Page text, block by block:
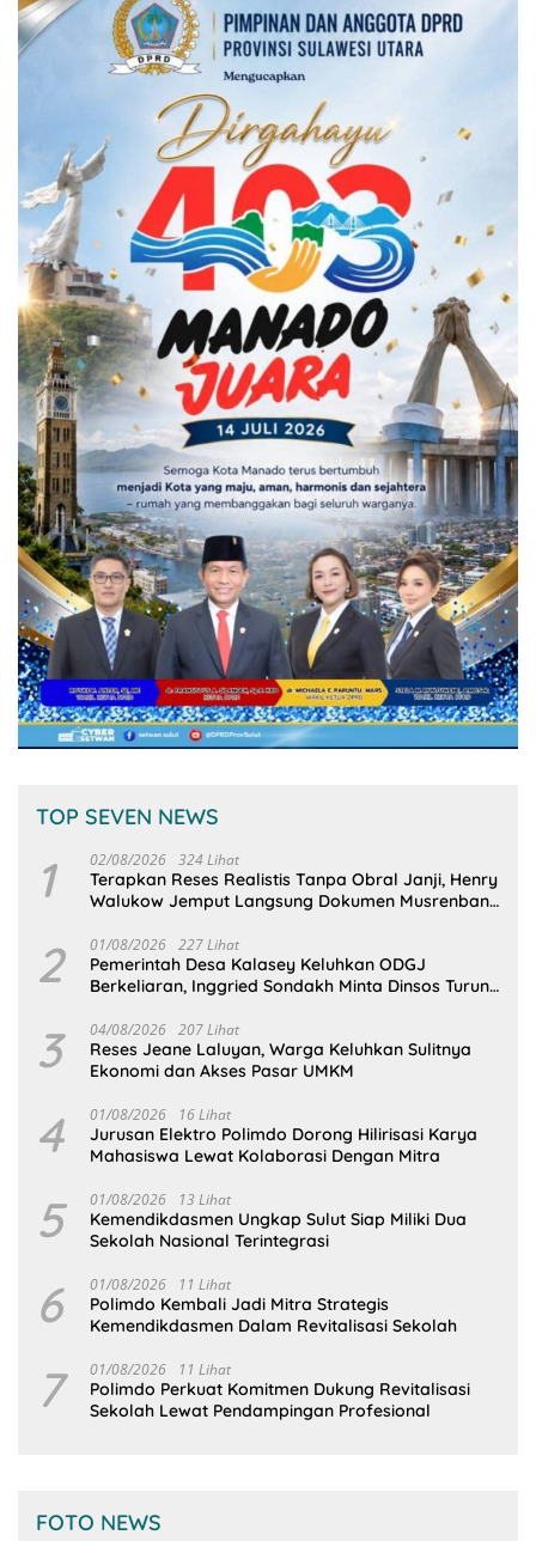
TOP SEVEN NEWS
1 02/08/2026 324 Lihat
Terapkan Reses Realistis Tanpa Obral Janji, Henry
Walukow Jemput Langsung Dokumen Musrenbang
2 01/08/2026 227 Lihat
Pemerintah Desa Kalasey Keluhkan ODGJ
Berkeliaran, Inggried Sondakh Minta Dinsos Turun
3 04/08/2026 207 Lihat
Reses Jeane Laluyan, Warga Keluhkan Sulitnya
Ekonomi dan Akses Pasar UMKM
4 01/08/2026 16 Lihat
Jurusan Elektro Polimdo Dorong Hilirisasi Karya
Mahasiswa Lewat Kolaborasi Dengan Mitra
5 01/08/2026 13 Lihat
Kemendikdasmen Ungkap Sulut Siap Miliki Dua
Sekolah Nasional Terintegrasi
6 01/08/2026 11 Lihat
Polimdo Kembali Jadi Mitra Strategis
Kemendikdasmen Dalam Revitalisasi Sekolah
7 01/08/2026 11 Lihat
Polimdo Perkuat Komitmen Dukung Revitalisasi
Sekolah Lewat Pendampingan Profesional
FOTO NEWS